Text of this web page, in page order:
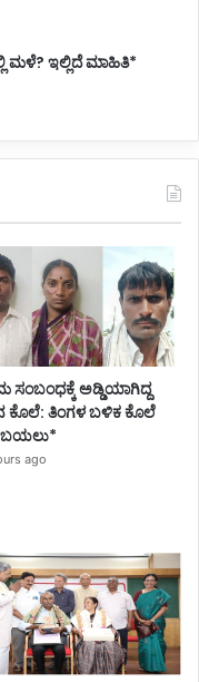
ಮಳೆ? ಇಲ್ಲಿದೆ ಮಾಹಿತಿ*
ಸಂಬಂಧಕ್ಕೆ ಅಡ್ಡಿಯಾಗಿದ್ದ
ಕೊಲೆ: ತಿಂಗಳ ಬಳಿಕ ಕೊಲೆ
ಬಯಲು*
ago